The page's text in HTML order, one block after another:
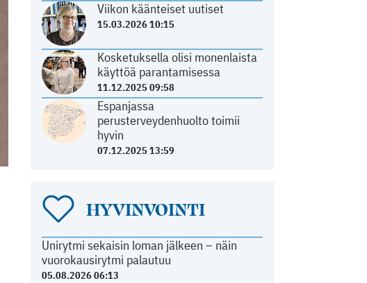
Viikon käänteiset uutiset
15.03.2026 10:15
Kosketuksella olisi monenlaista
käyttöä parantamisessa
11.12.2025 09:58
Espanjassa
perusterveydenhuolto toimii
hyvin
07.12.2025 13:59
HYVINVOINTI
Unirytmi sekaisin loman jälkeen – näin
vuorokausirytmi palautuu
05.08.2026 06:13